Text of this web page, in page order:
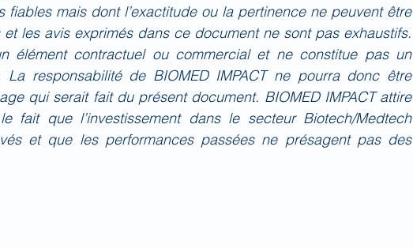
fiables mais dont l’exactitude ou la pertinence ne peuvent être
les avis exprimés dans ce document ne sont pas exhaustifs.
élément contractuel ou commercial et ne constitue pas un
La responsabilité de BIOMED IMPACT ne pourra donc être
qui serait fait du présent document. BIOMED IMPACT attire
fait que l’investissement dans le secteur Biotech/Medtech
et que les performances passées ne présagent pas des